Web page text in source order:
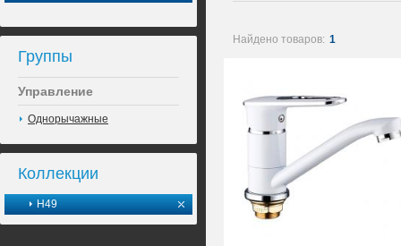
Группы
Управление
Однорычажные
Коллекции
H49
Найдено товаров: 1